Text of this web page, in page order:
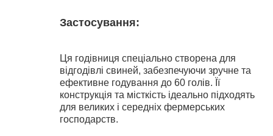
Застосування:
Ця годівниця спеціально створена для
відгодівлі свиней, забезпечуючи зручне та
ефективне годування до 60 голів. Її
конструкція та місткість ідеально підходять
для великих і середніх фермерських
господарств.